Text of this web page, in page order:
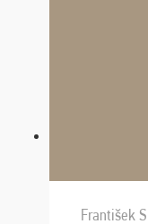
František S.